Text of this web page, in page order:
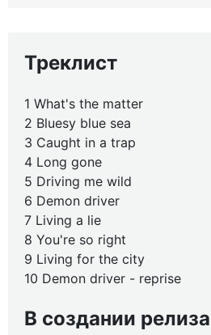
Треклист
1 What's the matter
2 Bluesy blue sea
3 Caught in a trap
4 Long gone
5 Driving me wild
6 Demon driver
7 Living a lie
8 You're so right
9 Living for the city
10 Demon driver - reprise
В создании релиза